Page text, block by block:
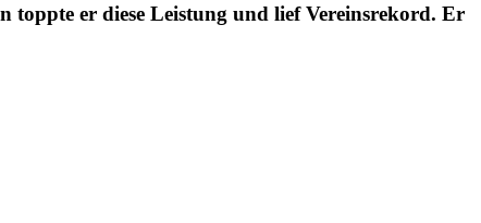
toppte er diese Leistung und lief Vereinsrekord. Er